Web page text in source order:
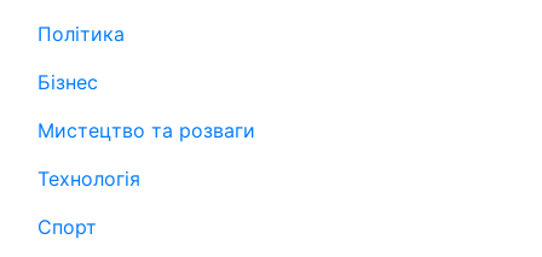
Політика
Бізнес
Мистецтво та розваги
Технологія
Спорт